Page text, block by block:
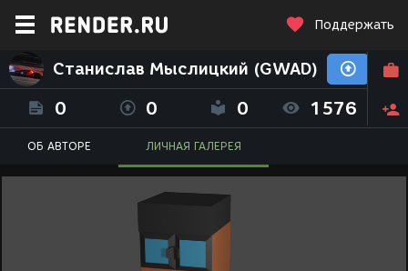
Поддержать
Станислав Мыслицкий (GWAD)
0 0 0 1576
ОБ АВТОРЕ ЛИЧНАЯ ГАЛЕРЕЯ